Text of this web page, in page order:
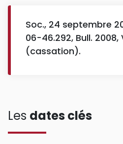
Soc., 24 septembre
06-46.292, Bull. 2008,
(cassation).
Les dates clés